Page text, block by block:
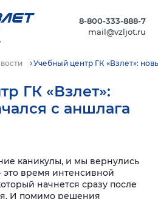
8-800-333-888-7
mail@vzljot.ru
Учебный центр ГК «Взлет»:
ГК «Взлет»:
с аншлага
каникулы, и мы вернулись
время интенсивной
начнется сразу после
И помимо решения